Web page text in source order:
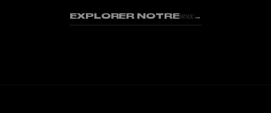
EXPLORER NOTREWORK→